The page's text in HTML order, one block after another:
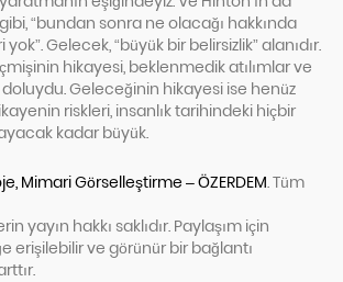
“bundan sonra ne olacağı hakkında
Gelecek, “büyük bir belirsizlik” alanıdır.
hikayesi, beklenmedik atılımlar ve
Geleceğinin hikayesi ise henüz
riskleri, insanlık tarihindeki hiçbir
kadar büyük.
Mimari Görselleştirme – ÖZERDEM. Tüm
yayın hakkı saklıdır. Paylaşım için
erişilebilir ve görünür bir bağlantı